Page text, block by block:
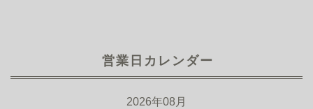
営業日カレンダー
2026年08月